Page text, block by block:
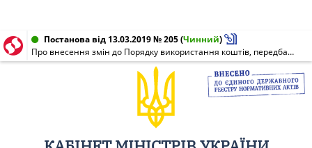
Постанова від 13.03.2019 № 205(Чинний)
Про внесення змін до Порядку використання коштів, передбачених у державному бюджеті для підтримки у безпечному стані енергоблоків та об'єкта "Укриття" і здійснення заходів щодо підготовки до зняття з експлуатації Чорнобильської АЕС